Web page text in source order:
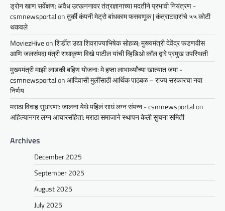
ड्रोन खाण सर्वेक्षण: अवैध उत्खननावर तंत्रज्ञानाच्या मदतीने प्रभावी नियंत्रण -
csmnewsportalonतुर्की कंपनी मेट्रो बांधकाम फसवणूक | कंत्राटदारांचे ५५ कोटी
थकवले
MoviezHiveonशिर्डीत उद्या शिवराज्याभिषेक सोहळा; मुख्यमंत्री देवेंद्र फडणवीस
आणि जलसंपदा मंत्री राधाकृष्ण विखे पाटील यांची व्हिडिओ कॉल द्वारे प्रमुख उपस्थिती
मुख्यमंत्री माझी लाडकी बहिण योजना: मे हप्ता लाभार्थ्यांच्या खात्यात जमा -
csmnewsportalonआदिवासी मुलींसाठी आर्थिक पाठबळ – राज्य सरकारचा नवा
निर्णय
मराठा विवाह सुधारणा: जालना येथे पहिलं साधं लग्न संपन्न - csmnewsportalon
अहिल्यानगर लग्न आचारसंहिता: मराठा समाजाने स्थापन केली सुचना समिती
Archives
December 2025
September 2025
August 2025
July 2025